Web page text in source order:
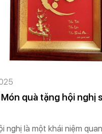
quà tặng hội nghị
nghị là một khái niệm